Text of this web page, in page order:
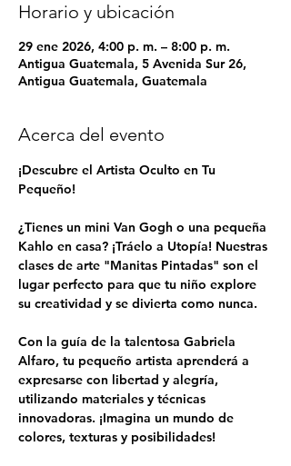
Horario y ubicación
29 ene 2026, 4:00 p. m. – 8:00 p. m.
Antigua Guatemala, 5 Avenida Sur 26,
Antigua Guatemala, Guatemala
Acerca del evento
¡Descubre el Artista Oculto en Tu
Pequeño!
¿Tienes un mini Van Gogh o una pequeña
Kahlo en casa? ¡Tráelo a Utopía! Nuestras
clases de arte "Manitas Pintadas" son el
lugar perfecto para que tu niño explore
su creatividad y se divierta como nunca.
Con la guía de la talentosa Gabriela
Alfaro, tu pequeño artista aprenderá a
expresarse con libertad y alegría,
utilizando materiales y técnicas
innovadoras. ¡Imagina un mundo de
colores, texturas y posibilidades!